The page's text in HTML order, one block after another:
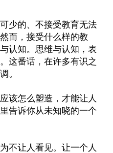
少的、不接受教育无法
而，接受什么样的教
认知。思维与认知，表
这番话，在许多有识之
。
该怎么塑造，才能让人
告诉你从未知晓的一个
不让人看见。让一个人